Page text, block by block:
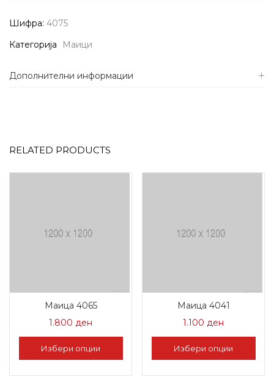
Шифра: 4075
Категорија
Маици
Дополнителни информации
RELATED PRODUCTS
Маица 4065
1.800 ден
Избери опции
Маица 4041
1.100 ден
Избери опции